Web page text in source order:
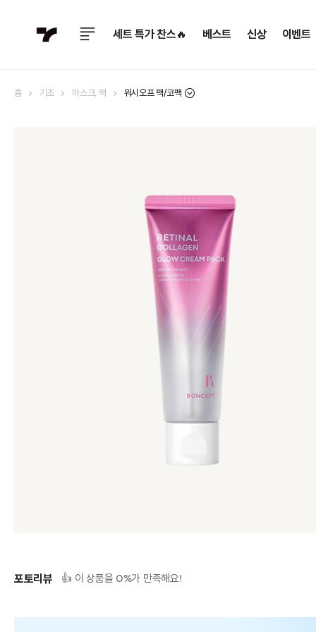
세트 특가 찬스🔥 베스트 신상 이벤트
홈 기초 마스크, 팩 워시오프 팩/코팩
포토리뷰 👍 이 상품을 0%가 만족해요!